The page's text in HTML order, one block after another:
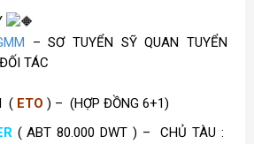
– SƠ TUYỂN SỸ QUAN TUYỂN
TÁC
( ETO ) – (HỢP ĐỒNG 6+1)
( ABT 80.000 DWT ) – CHỦ TÀU :